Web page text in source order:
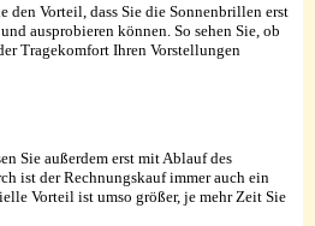
den Vorteil, dass Sie die Sonnenbrillen erst
ausprobieren können. So sehen Sie, ob
Tragekomfort Ihren Vorstellungen
Sie außerdem erst mit Ablauf des
ist der Rechnungskauf immer auch ein
Vorteil ist umso größer, je mehr Zeit Sie